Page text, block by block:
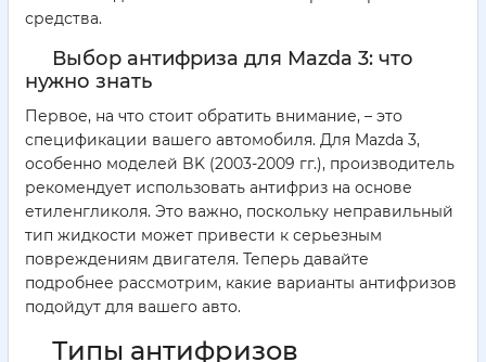
средства.
Выбор антифриза для Mazda 3: что
нужно знать
Первое, на что стоит обратить внимание, – это
спецификации вашего автомобиля. Для Mazda 3,
особенно моделей BK (2003-2009 гг.), производитель
рекомендует использовать антифриз на основе
етиленгликоля. Это важно, поскольку неправильный
тип жидкости может привести к серьезным
повреждениям двигателя. Теперь давайте
подробнее рассмотрим, какие варианты антифризов
подойдут для вашего авто.
Типы антифризов